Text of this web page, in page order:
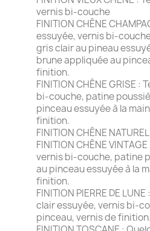
vernis bi-couche
FINITION CHÊNE
essuyée, vernis bi-
gris clair au pineau
brune appliquée au
finition.
FINITION CHÊNE GRISE :
bi-couche, patine
pinceau essuyée à la
finition.
FINITION CHÊNE
FINITION CHÊNE
vernis bi-couche, patine
au pinceau essuyée à la
finition.
FINITION PIERRE DE
clair essuyée, vernis bi-
pinceau, vernis de finition.